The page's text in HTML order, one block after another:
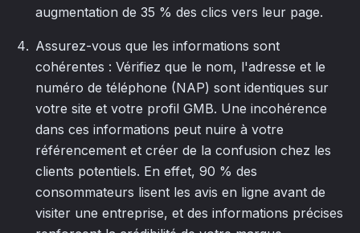
augmentation de 35 % des clics vers leur page.
Assurez-vous que les informations sont
cohérentes : Vérifiez que le nom, l'adresse et le
numéro de téléphone (NAP) sont identiques sur
votre site et votre profil GMB. Une incohérence
dans ces informations peut nuire à votre
référencement et créer de la confusion chez les
clients potentiels. En effet, 90 % des
consommateurs lisent les avis en ligne avant de
visiter une entreprise, et des informations précises